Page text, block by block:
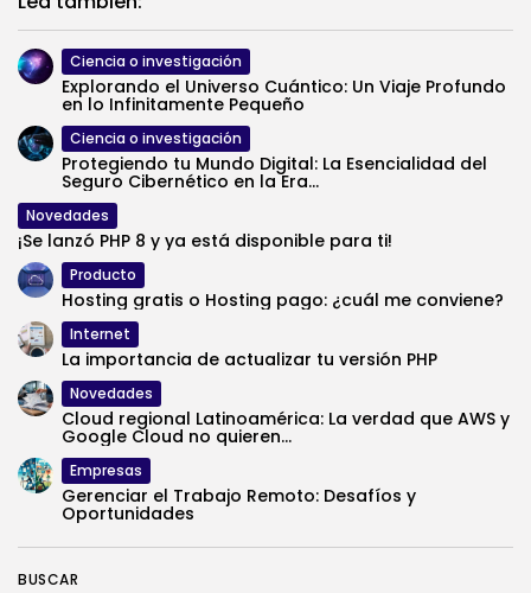
BUSCAR
Ciencia o investigación
Explorando el Universo Cuántico: Un Viaje Profundo
en lo Infinitamente Pequeño
Ciencia o investigación
Protegiendo tu Mundo Digital: La Esencialidad del
Seguro Cibernético en la Era...
Novedades
¡Se lanzó PHP 8 y ya está disponible para ti!
Producto
Hosting gratis o Hosting pago: ¿cuál me conviene?
Internet
La importancia de actualizar tu versión PHP
Novedades
Cloud regional Latinoamérica: La verdad que AWS y
Google Cloud no quieren...
Empresas
Gerenciar el Trabajo Remoto: Desafíos y
Oportunidades